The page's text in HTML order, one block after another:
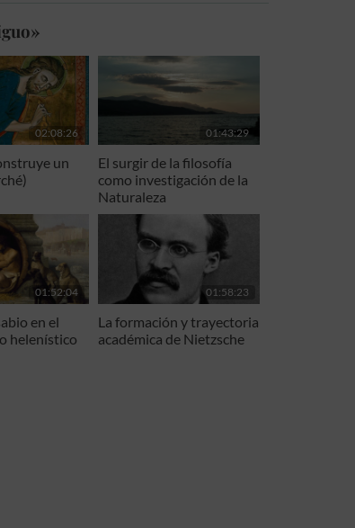
02:08:26
un
01:43:29
El surgir de la filosofía
como investigación de la
Naturaleza
01:52:04
en el
helenístico
01:58:23
La formación y trayectoria
académica de Nietzsche